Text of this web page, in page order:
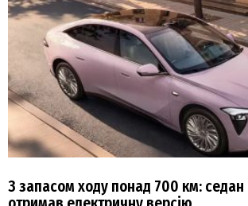
З запасом ходу понад 700 км: седан